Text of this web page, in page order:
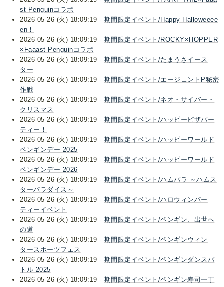
st Penguinコラボ
2026-05-26 (火) 18:09:19 - 期間限定イベント/Happy Halloweeee
en！
2026-05-26 (火) 18:09:19 - 期間限定イベント/ROCKY×HOPPER
×Faaast Penguinコラボ
2026-05-26 (火) 18:09:19 - 期間限定イベント/たまうさイース
ター
2026-05-26 (火) 18:09:19 - 期間限定イベント/エージェントP秘密
作戦
2026-05-26 (火) 18:09:19 - 期間限定イベント/ネオ・サイバー・
クリスマス
2026-05-26 (火) 18:09:19 - 期間限定イベント/ハッピーピザパー
ティー！
2026-05-26 (火) 18:09:19 - 期間限定イベント/ハッピーワールド
ペンギンデー 2025
2026-05-26 (火) 18:09:19 - 期間限定イベント/ハッピーワールド
ペンギンデー 2026
2026-05-26 (火) 18:09:19 - 期間限定イベント/ハムパラ ～ハムス
ターパラダイス～
2026-05-26 (火) 18:09:19 - 期間限定イベント/ハロウィンパー
ティーイベント
2026-05-26 (火) 18:09:19 - 期間限定イベント/ペンギン、出世へ
の道
2026-05-26 (火) 18:09:19 - 期間限定イベント/ペンギンウィン
タースポーツフェス
2026-05-26 (火) 18:09:19 - 期間限定イベント/ペンギンダンスバ
トル 2025
2026-05-26 (火) 18:09:19 - 期間限定イベント/ペンギン寿司一丁